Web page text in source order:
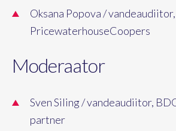
Oksana Popova / vandeaudiitor,
PricewaterhouseCoopers
Moderaator
Sven Siling / vandeaudiitor,
partner